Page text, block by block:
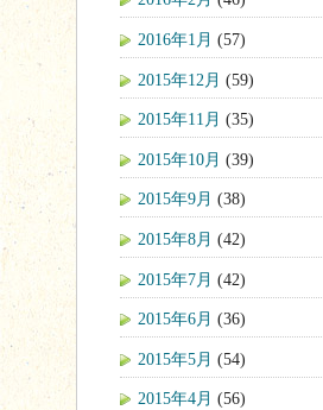
2016年1月 (57)
2015年12月 (59)
2015年11月 (35)
2015年10月 (39)
2015年9月 (38)
2015年8月 (42)
2015年7月 (42)
2015年6月 (36)
2015年5月 (54)
2015年4月 (56)